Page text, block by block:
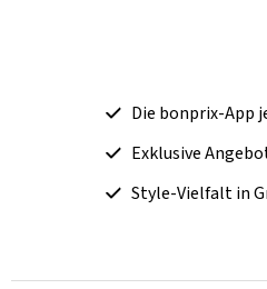
Die bonprix-App
Exklusive
Style-Vielfalt in